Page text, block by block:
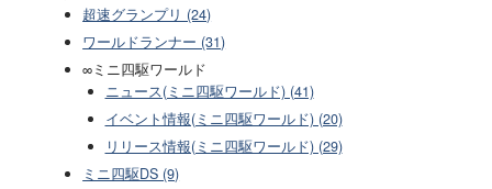
超速グランプリ (24)
ワールドランナー (31)
∞ミニ四駆ワールド
ニュース(ミニ四駆ワールド) (41)
イベント情報(ミニ四駆ワールド) (20)
リリース情報(ミニ四駆ワールド) (29)
ミニ四駆DS (9)